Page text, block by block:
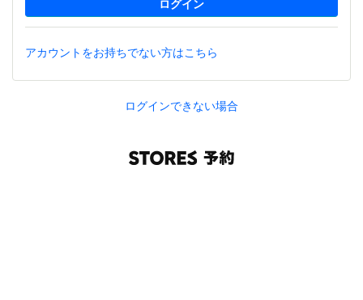
アカウントをお持ちでない方はこちら
ログインできない場合